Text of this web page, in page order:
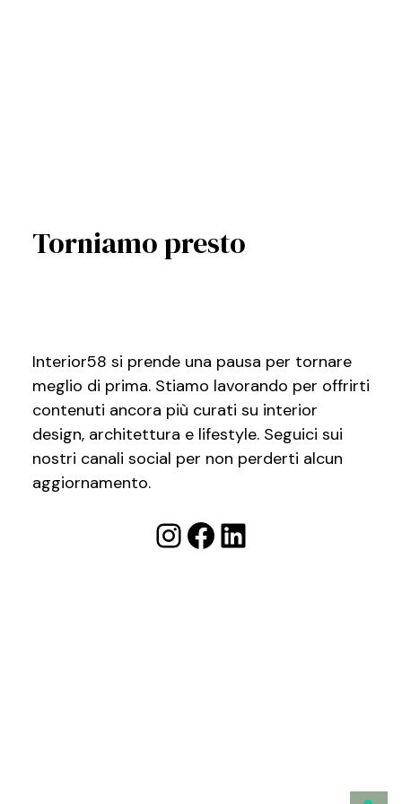
Torniamo presto
Interior58 si prende una pausa per tornare
meglio di prima. Stiamo lavorando per offrirti
contenuti ancora più curati su interior
design, architettura e lifestyle. Seguici sui
nostri canali social per non perderti alcun
aggiornamento.
Instagram
Facebook
LinkedIn